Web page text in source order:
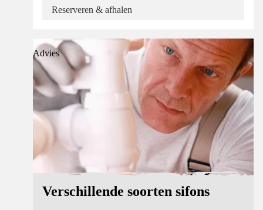
Reserveren & afhalen
Advies
Verschillende soorten sifons